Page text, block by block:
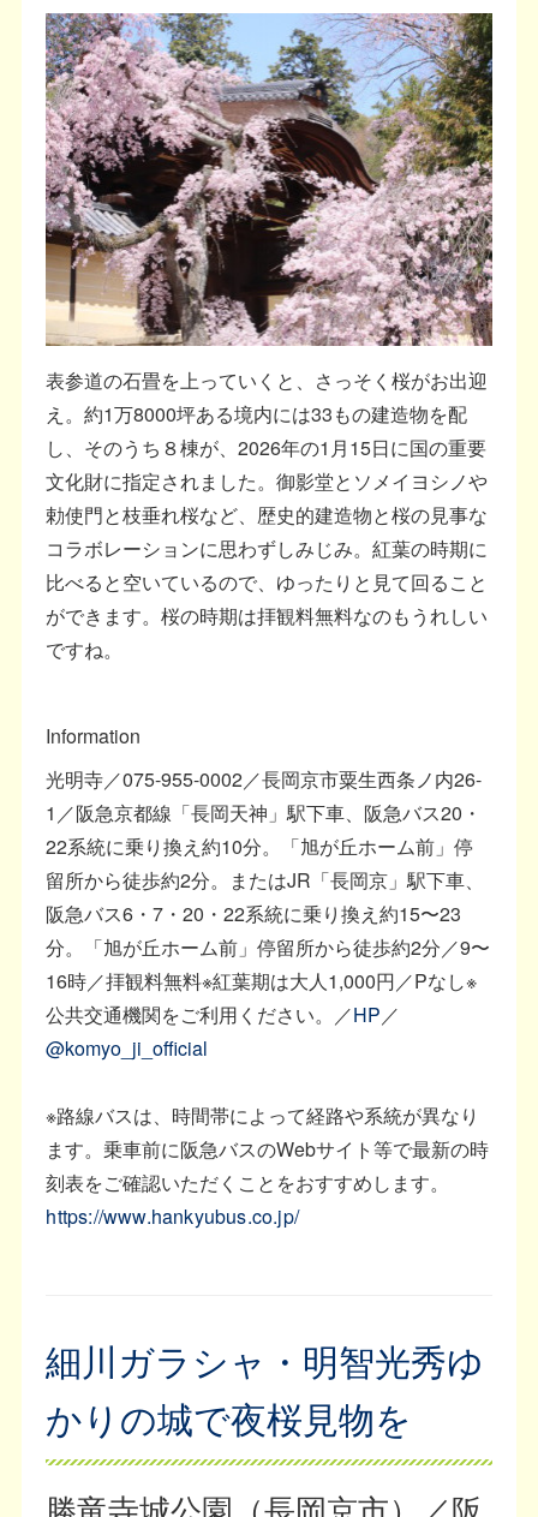
表参道の石畳を上っていくと、さっそく桜がお出迎
え。約1万8000坪ある境内には33もの建造物を配
し、そのうち８棟が、2026年の1月15日に国の重要
文化財に指定されました。御影堂とソメイヨシノや
勅使門と枝垂れ桜など、歴史的建造物と桜の見事な
コラボレーションに思わずしみじみ。紅葉の時期に
比べると空いているので、ゆったりと見て回ること
ができます。桜の時期は拝観料無料なのもうれしい
ですね。
Information
光明寺／075-955-0002／長岡京市粟生西条ノ内26-
1／阪急京都線「長岡天神」駅下車、阪急バス20・
22系統に乗り換え約10分。「旭が丘ホーム前」停
留所から徒歩約2分。またはJR「長岡京」駅下車、
阪急バス6・7・20・22系統に乗り換え約15〜23
分。「旭が丘ホーム前」停留所から徒歩約2分／9〜
16時／拝観料無料※紅葉期は大人1,000円／Pなし※
公共交通機関をご利用ください。／HP／
@komyo_ji_official
※路線バスは、時間帯によって経路や系統が異なり
ます。乗車前に阪急バスのWebサイト等で最新の時
刻表をご確認いただくことをおすすめします。
https://www.hankyubus.co.jp/
細川ガラシャ・明智光秀ゆ
かりの城で夜桜見物を